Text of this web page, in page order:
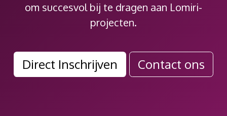
om succesvol bij te dragen aan Lomiri-
projecten.
Direct Insch​​​​​​rijven Contact ons​​​​